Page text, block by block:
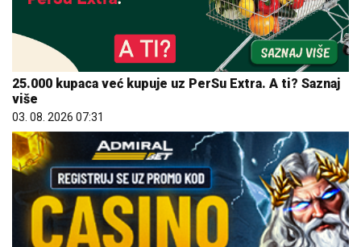
25.000 kupaca već kupuje uz PerSu Extra. A ti? Saznaj
više
03. 08. 2026 07:31